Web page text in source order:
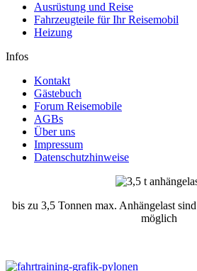
Ausrüstung und Reise
Fahrzeugteile für Ihr Reisemobil
Heizung
Infos
Kontakt
Gästebuch
Forum Reisemobile
AGBs
Über uns
Impressum
Datenschutzhinweise
bis zu 3,5 Tonnen max. Anhängelast
möglich